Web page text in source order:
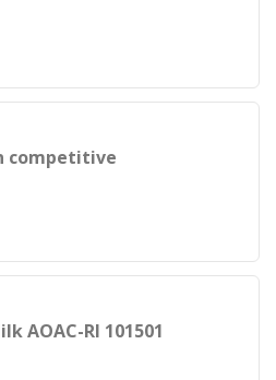
competitive
AOAC-RI 101501